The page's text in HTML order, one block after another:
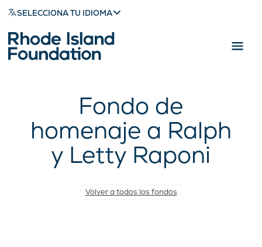
SELECCIONA TU IDIOMA
Fondo de
homenaje a Ralph
y Letty Raponi
Volver a todos los fondos